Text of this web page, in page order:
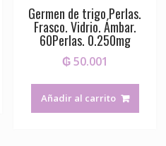
Germen de trigo Perlas.
Frasco. Vidrio. Ámbar.
60Perlas. 0.250mg
₲50.001
Añadir al carrito